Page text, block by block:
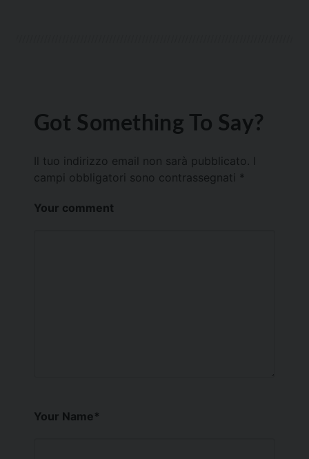
Got Something To Say?
Il tuo indirizzo email non sarà pubblicato.
campi obbligatori sono contrassegnati *
Your comment
Your Name*